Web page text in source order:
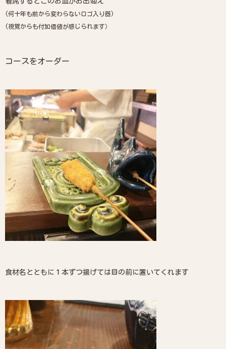
(何十年も前から変わらないロゴ入り器)
(視覚からも付加価値が感じられます）
コースをオーダー
食材名とともに１本ずつ揚げては目の前に置いてくれます